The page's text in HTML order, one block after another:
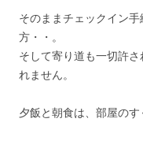
そのままチェックイン
方・・。
そして寄り道も一切許
れません。
夕飯と朝食は、部屋のす